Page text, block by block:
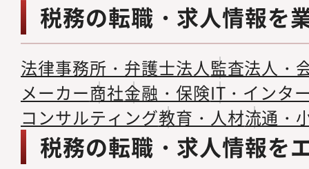
税務の転職・求人情報を
法律事務所・弁護士法人監査法人・
メーカー商社金融・保険IT・インタ
コンサルティング教育・人材流通・
税務の転職・求人情報を